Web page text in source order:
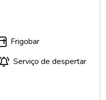
Frigobar
Serviço de despertar